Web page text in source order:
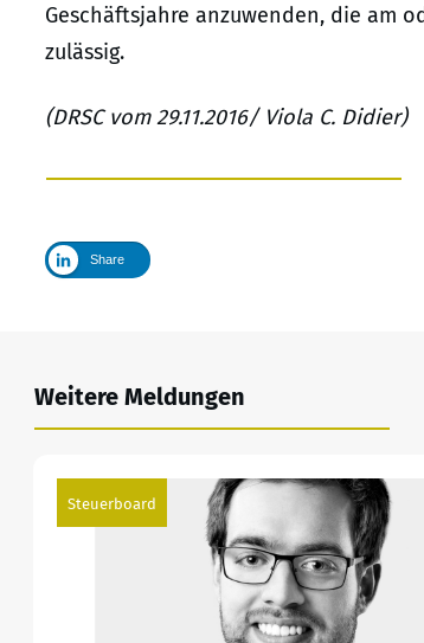
Geschäftsjahre anzuwenden, die am
zulässig.
(DRSC vom 29.11.2016/ Viola C. Didier)
Share
Weitere Meldungen
Steuerboard